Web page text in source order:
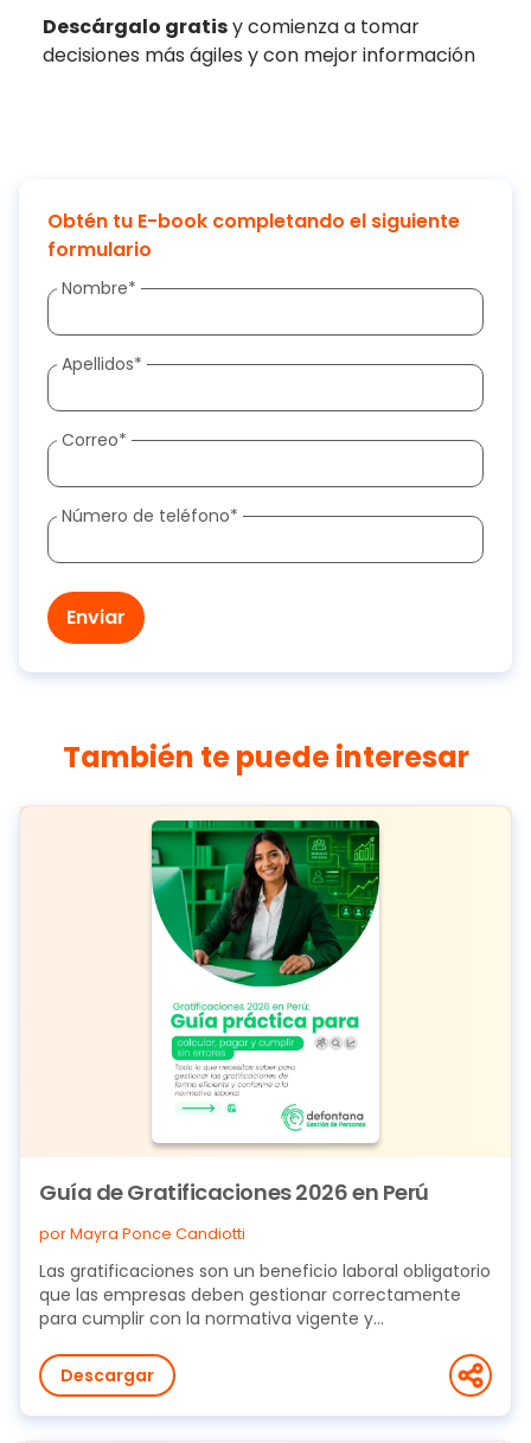
Descárgalo gratisy comienza a tomar
decisiones más ágiles y con mejor información
Obtén tu E-book completando el siguiente
formulario
Nombre*
Apellidos*
Correo*
Número de teléfono*
También te puede interesar
Guía de Gratificaciones 2026 en Perú
por Mayra Ponce Candiotti
Las gratificaciones son un beneficio laboral obligatorio
que las empresas deben gestionar correctamente
para cumplir con la normativa vigente y...
Descargar